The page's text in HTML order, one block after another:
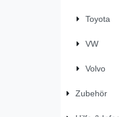
Toyota
VW
Volvo
Zubehör